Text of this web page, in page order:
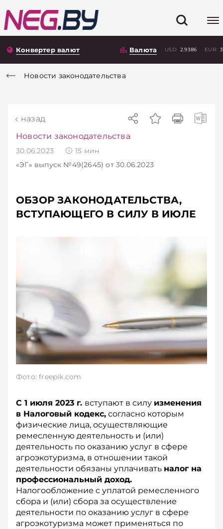
Конвертер валют Валюта USD: 2.9386 EUR:
Новости законодательства
назад
Новости законодательства
30.06.2023 15 мин
«ЭГ» выпуск №49(2645) от 30.06.2023
ОБЗОР ЗАКОНОДАТЕЛЬСТВА,
ВСТУПАЮЩЕГО В СИЛУ В ИЮЛЕ
Фото: freepik.com
С 1 июля 2023 г. вступают в силу изменения
в Налоговый кодекс, согласно которым
физические лица, осуществляющие
ремесленную деятельность и (или)
деятельность по оказанию услуг в сфере
агроэкотуризма, в отношении такой
деятельности обязаны уплачивать налог на
профессиональный доход.
Налогообложение с уплатой ремесленного
сбора и (или) сбора за осуществление
деятельности по оказанию услуг в сфере
агроэкотуризма может применяться по